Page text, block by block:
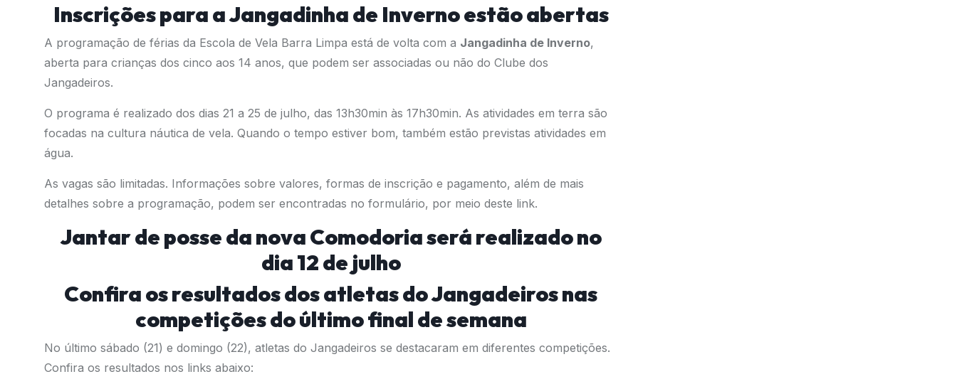
Inscrições para a Jangadinha de Inverno estão abertas
A programação de férias da Escola de Vela Barra Limpa está de volta com a Jangadinha de Inverno,
aberta para crianças dos cinco aos 14 anos, que podem ser associadas ou não do Clube dos
Jangadeiros.
O programa é realizado dos dias 21 a 25 de julho, das 13h30min às 17h30min. As atividades em terra são
focadas na cultura náutica de vela. Quando o tempo estiver bom, também estão previstas atividades em
água.
As vagas são limitadas. Informações sobre valores, formas de inscrição e pagamento, além de mais
detalhes sobre a programação, podem ser encontradas no formulário, por meio deste link.
Jantar de posse da nova Comodoria será realizado no
dia 12 de julho
Confira os resultados dos atletas do Jangadeiros nas
competições do último final de semana
No último sábado (21) e domingo (22), atletas do Jangadeiros se destacaram em diferentes competições.
Confira os resultados nos links abaixo: